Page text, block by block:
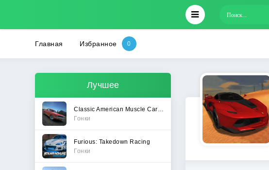
Главная Избранное
Лучшее
Гонки
Furious: Takedown Racing
Гонки